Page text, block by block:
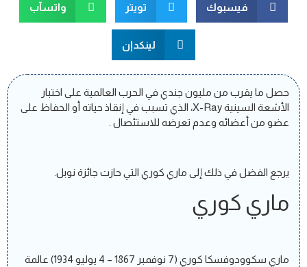
فيسبوك تويتر واتسآب
لينكدإن
حصل ما يقرب من مليون جندي في الحرب العالمية على اختبار
الأشعة السينية X-Ray، الذي تسبب في إنقاذ حياته أو الحفاظ على
عضو من أعضائه وعدم تعرضه للاستئصال .
يرجع الفضل في ذلك إلى ماري كوري التي حازت جائزة نوبل.
ماري كوري
ماري سكوودوفسكا كوري (7 نوفمبر 1867 – 4 يوليو 1934) عالمة